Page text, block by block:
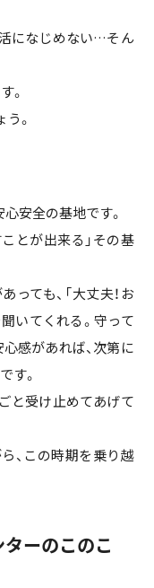
になじめない…そん
。
。
安全の基地です。
とが出来る」その基
ても、「大丈夫！お
いてくれる。守って
感があれば、次第に
す。
と受け止めてあげて
、この時期を乗り越
ーのこのこ